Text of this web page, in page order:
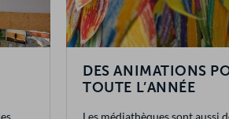
DES ANIMATIONS
TOUTE L’ANNÉE
Les médiathèques sont aussi